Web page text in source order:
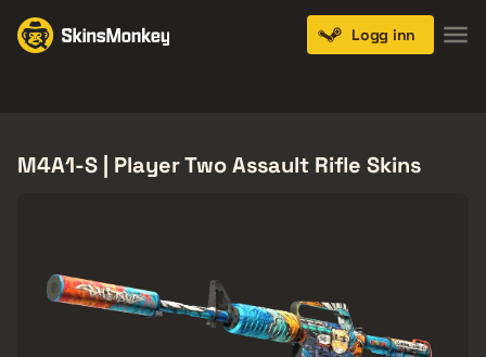
Logg inn
M4A1-S | Player Two Assault Rifle Skins